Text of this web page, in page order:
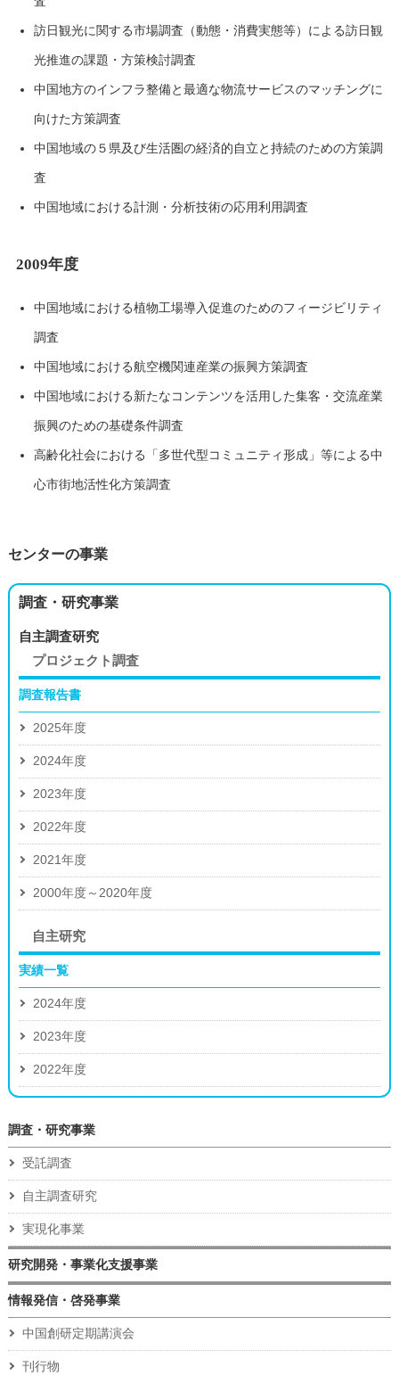
訪日観光に関する市場調査（動態・消費実態等）による訪日観
光推進の課題・方策検討調査
中国地方のインフラ整備と最適な物流サービスのマッチングに
向けた方策調査
中国地域の５県及び生活圏の経済的自立と持続のための方策調
査
中国地域における計測・分析技術の応用利用調査
2009年度
中国地域における植物工場導入促進のためのフィージビリティ
調査
中国地域における航空機関連産業の振興方策調査
中国地域における新たなコンテンツを活用した集客・交流産業
振興のための基礎条件調査
高齢化社会における「多世代型コミュニティ形成」等による中
心市街地活性化方策調査
センターの事業
調査・研究事業
自主調査研究
プロジェクト調査
調査報告書
2025年度
2024年度
2023年度
2022年度
2021年度
2000年度～2020年度
自主研究
実績一覧
2024年度
2023年度
2022年度
調査・研究事業
受託調査
自主調査研究
実現化事業
研究開発・事業化支援事業
情報発信・啓発事業
中国創研定期講演会
刊行物